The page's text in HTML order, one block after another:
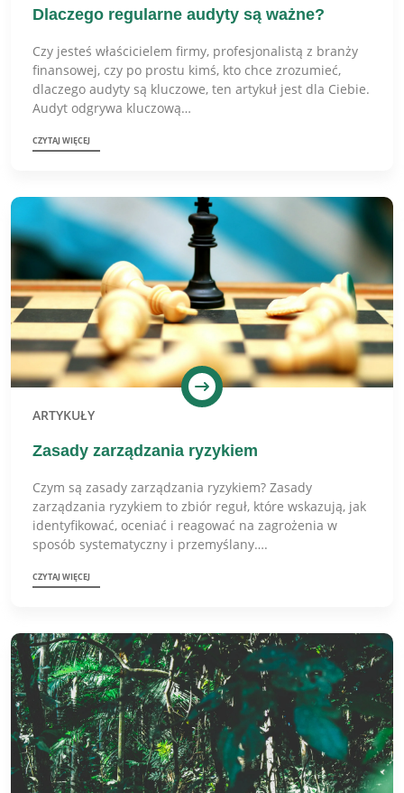
Dlaczego regularne audyty są ważne?
Czy jesteś właścicielem firmy, profesjonalistą z branży
finansowej, czy po prostu kimś, kto chce zrozumieć,
dlaczego audyty są kluczowe, ten artykuł jest dla Ciebie.
Audyt odgrywa kluczową…
CZYTAJ WIĘCEJ
ARTYKUŁY
Zasady zarządzania ryzykiem
Czym są zasady zarządzania ryzykiem? Zasady
zarządzania ryzykiem to zbiór reguł, które wskazują, jak
identyfikować, oceniać i reagować na zagrożenia w
sposób systematyczny i przemyślany….
CZYTAJ WIĘCEJ